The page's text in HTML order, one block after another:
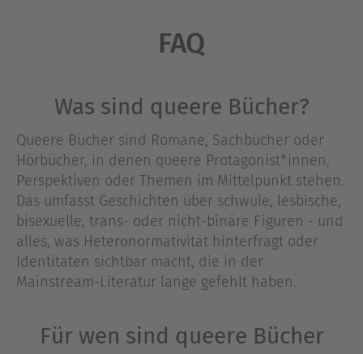
FAQ
Was sind queere Bücher?
Queere Bücher sind Romane, Sachbücher oder
Hörbücher, in denen queere Protagonist*innen,
Perspektiven oder Themen im Mittelpunkt stehen.
Das umfasst Geschichten über schwule, lesbische,
bisexuelle, trans- oder nicht-binäre Figuren - und
alles, was Heteronormativität hinterfragt oder
Identitäten sichtbar macht, die in der
Mainstream-Literatur lange gefehlt haben.
Für wen sind queere Bücher